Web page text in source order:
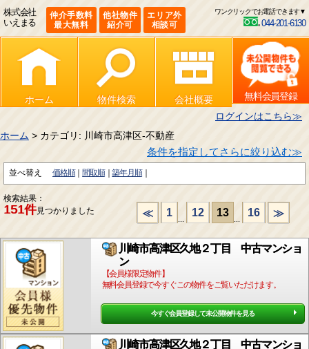
株式会社
いえまる
仲介手数料
最大無料
他社物件
紹介可
エリア外
相談可
ワンクリックでお電話できます▼
044-201-6130
ホーム 物件検索 会社概要
無料会員登録
ログインはこちら≫
ホーム > カテゴリ: 川崎市高津区-不動産
条件を指定してさらに絞り込む≫
並べ替え 価格順 間取順 築年月順
検索結果：
151件見つかりました ≪ 1
...
12 13
...
16 ≫
川崎市高津区久地２丁目 中古マンショ
ン
【会員様限定物件】
無料会員登録で今すぐこの物件をご覧いただけます。
今すぐ会員登録して未公開物件を見る
川崎市高津区久地２丁目 中古マンショ